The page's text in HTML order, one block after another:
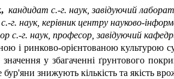
кандидат с.-г. наук, завідуючий
г. наук, керівник центру науково-
с.-г. наук, професор, завідуючий
і ринково-орієнтованою культурою
у збагаченні ґрунтового
знижують кількість та якість